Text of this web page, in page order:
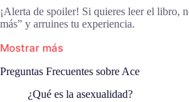
¡Alerta de spoiler! Si quieres leer el libro,
más” y arruines tu experiencia.
Mostrar más
Preguntas Frecuentes sobre Ace
¿Qué es la asexualidad?